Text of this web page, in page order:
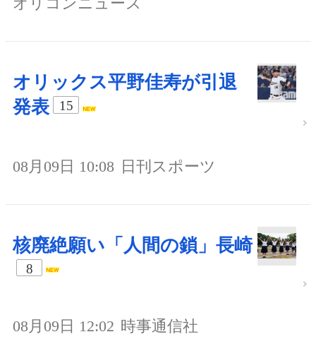
オリックス平野佳寿が引退
発表
15
08月09日 10:08 日刊スポーツ
核廃絶願い「人間の鎖」長崎
8
08月09日 12:02 時事通信社